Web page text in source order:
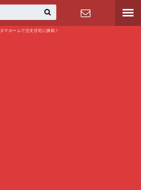
タマホームで注文住宅に挑戦！